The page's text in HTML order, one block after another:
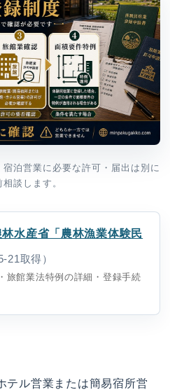
泊営業に必要な許可・届出は別に
談します。
林水産省「農林漁業体験民
21取得）
旅館業法特例の詳細・登録手続
テル営業または簡易宿所営